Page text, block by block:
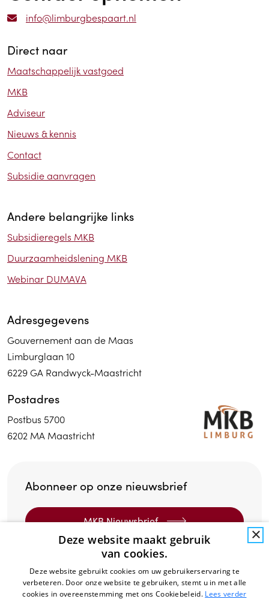
info@limburgbespaart.nl
Direct naar
Maatschappelijk vastgoed
MKB
Adviseur
Nieuws & kennis
Contact
Subsidie aanvragen
Andere belangrijke links
Subsidieregels MKB
Duurzaamheidslening MKB
Webinar DUMAVA
Adresgegevens
Gouvernement aan de Maas
Limburglaan 10
6229 GA Randwyck-Maastricht
Postadres
Postbus 5700
6202 MA Maastricht
Abonneer op onze nieuwsbrief
MKB Nieuwsbrief
MAVA Nieuwsbrief
×
Deze website maakt gebruik
van cookies.
Deze website gebruikt cookies om uw gebruikerservaring te
verbeteren. Door onze website te gebruiken, stemt u in met alle
cookies in overeenstemming met ons Cookiebeleid. Lees verder